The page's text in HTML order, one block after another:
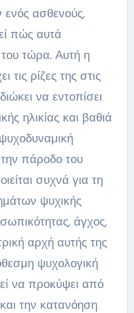
ασθενούς,
πώς αυτά
τώρα. Αυτή η
τις ρίζες της στις
να εντοπίσει
ηλικίας και βαθιά
πάροδο του
συχνά για τη
ψυχικής
άγχος,
αρχή αυτής της
ψυχολογική
να προκύψει από
την κατανόηση